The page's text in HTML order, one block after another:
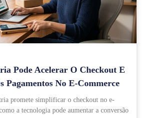
Pode Acelerar O Checkout E
Pagamentos No E-Commerce
promete simplificar o checkout no e-
a tecnologia pode aumentar a conversão